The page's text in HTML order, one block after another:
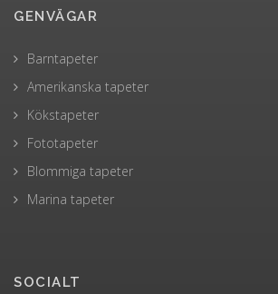
GENVÄGAR
Barntapeter
Amerikanska tapeter
Kökstapeter
Fototapeter
Blommiga tapeter
Marina tapeter
SOCIALT